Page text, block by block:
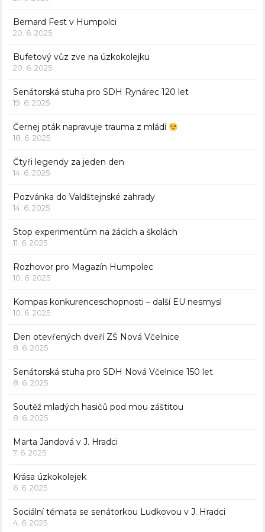
Bernard Fest v Humpolci
20. 6. 2025
Bufetový vůz zve na úzkokolejku
20. 6. 2025
Senátorská stuha pro SDH Rynárec 120 let
19. 6. 2025
Černej pták napravuje trauma z mládí
18. 6. 2025
Čtyři legendy za jeden den
14. 6. 2025
Pozvánka do Valdštejnské zahrady
14. 6. 2025
Stop experimentům na žácích a školách
11. 6. 2025
Rozhovor pro Magazín Humpolec
10. 6. 2025
Kompas konkurenceschopnosti – další EU nesmysl
10. 6. 2025
Den otevřených dveří ZŠ Nová Včelnice
8. 6. 2025
Senátorská stuha pro SDH Nová Včelnice 150 let
8. 6. 2025
Soutěž mladých hasičů pod mou záštitou
8. 6. 2025
Marta Jandová v J. Hradci
7. 6. 2025
Krása úzkokolejek
6. 6. 2025
Sociální témata se senátorkou Ludkovou v J. Hradci
4. 6. 2025